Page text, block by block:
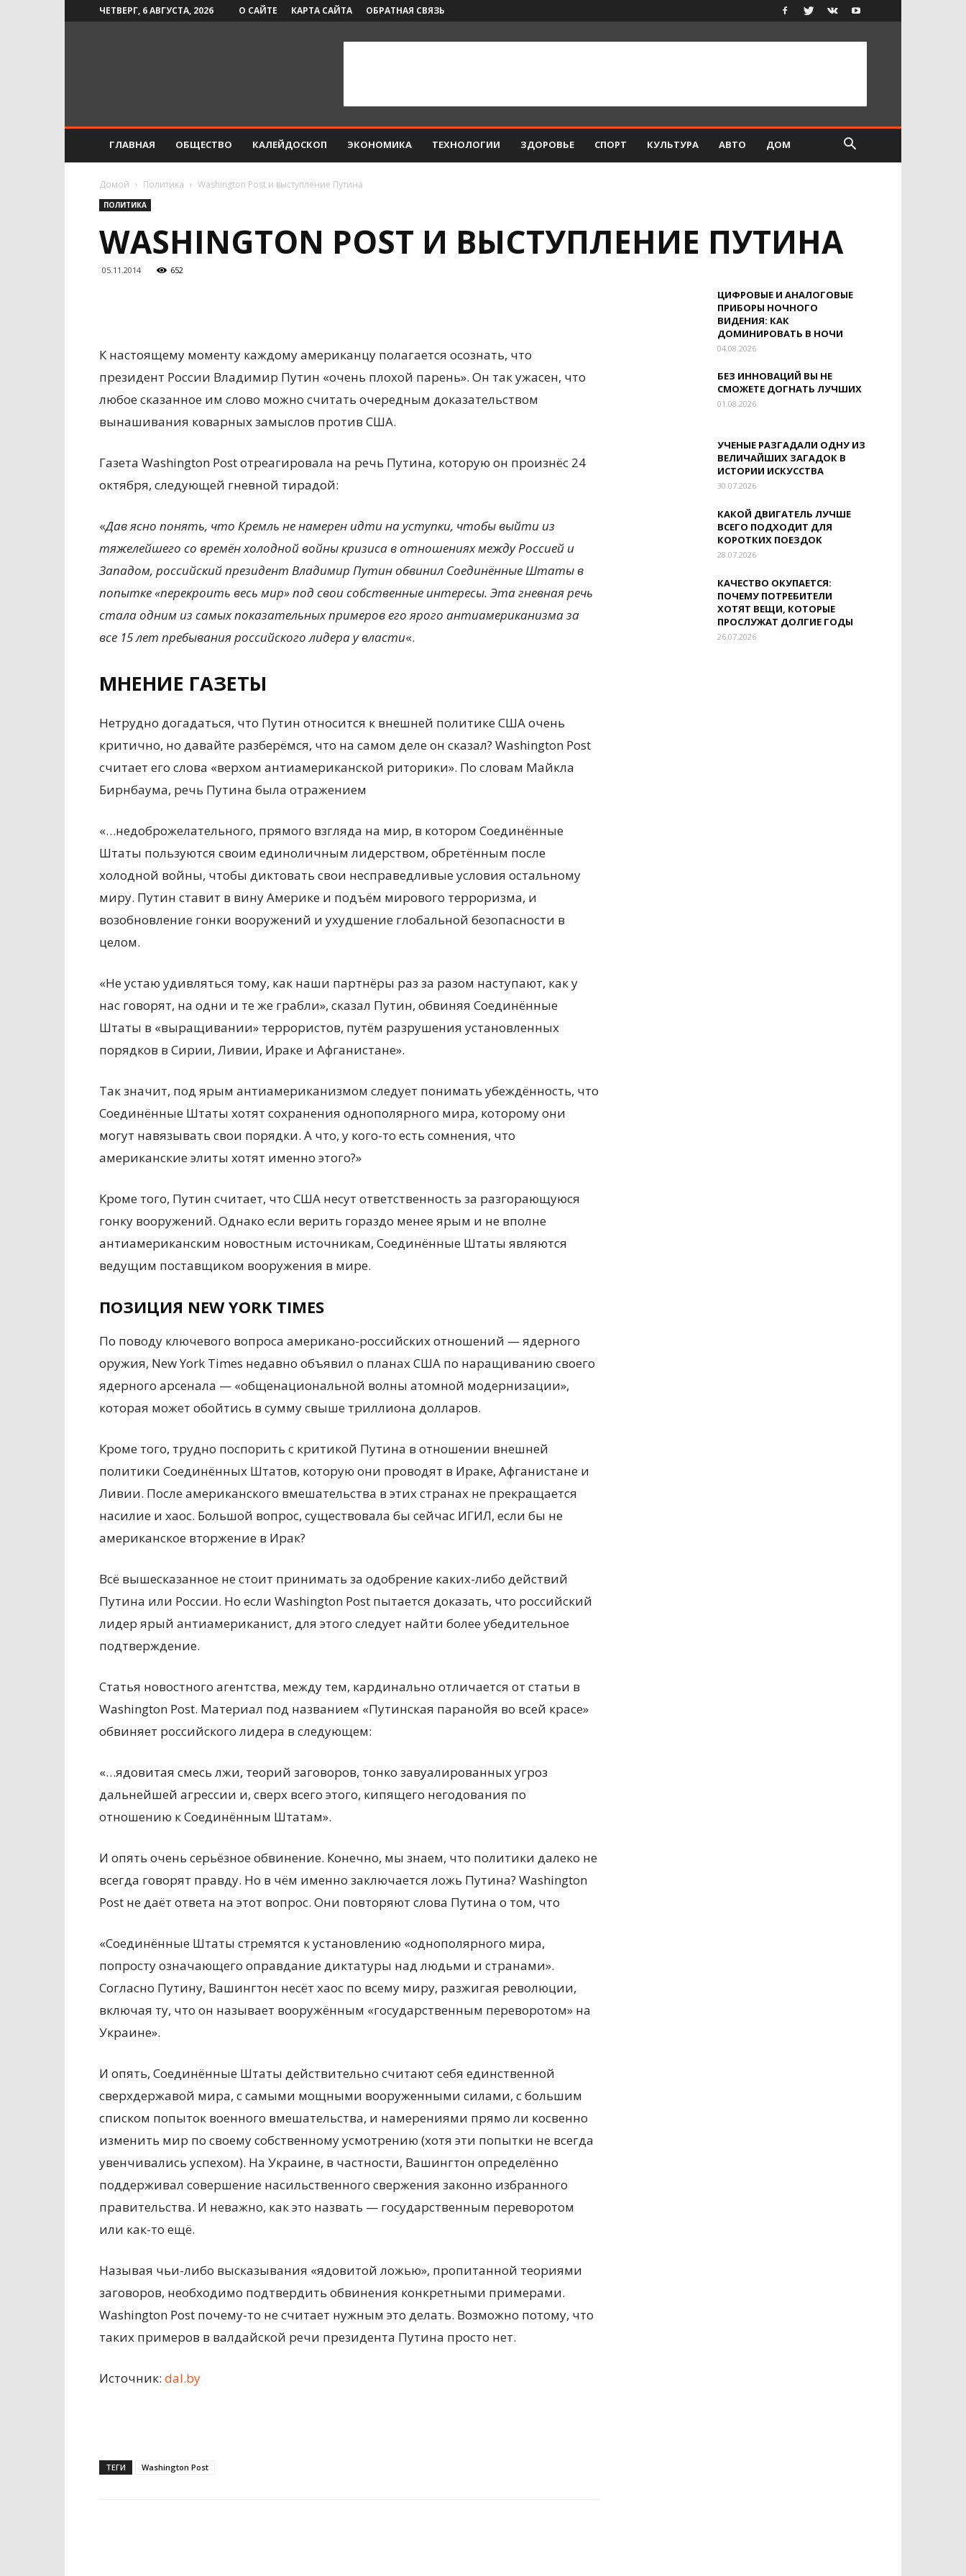
ЧЕТВЕРГ, 6 АВГУСТА, 2026 О САЙТЕ КАРТА САЙТА ОБРАТНАЯ СВЯЗЬ
ГЛАВНАЯ ОБЩЕСТВО КАЛЕЙДОСКОП ЭКОНОМИКА ТЕХНОЛОГИИ ЗДОРОВЬЕ СПОРТ КУЛЬТУРА АВТО ДОМ
Домой Политика Washington Post и выступление Путина
ПОЛИТИКА
WASHINGTON POST И ВЫСТУПЛЕНИЕ ПУТИНА
05.11.2014 652
К настоящему моменту каждому американцу полагается осознать, что
президент России Владимир Путин «очень плохой парень». Он так ужасен, что
любое сказанное им слово можно считать очередным доказательством
вынашивания коварных замыслов против США.
Газета Washington Post отреагировала на речь Путина, которую он произнёс 24
октября, следующей гневной тирадой:
«Дав ясно понять, что Кремль не намерен идти на уступки, чтобы выйти из
тяжелейшего со времён холодной войны кризиса в отношениях между Россией и
Западом, российский президент Владимир Путин обвинил Соединённые Штаты в
попытке «перекроить весь мир» под свои собственные интересы. Эта гневная речь
стала одним из самых показательных примеров его ярого антиамериканизма за
все 15 лет пребывания российского лидера у власти«.
МНЕНИЕ ГАЗЕТЫ
Нетрудно догадаться, что Путин относится к внешней политике США очень
критично, но давайте разберёмся, что на самом деле он сказал? Washington Post
считает его слова «верхом антиамериканской риторики». По словам Майкла
Бирнбаума, речь Путина была отражением
«…недоброжелательного, прямого взгляда на мир, в котором Соединённые
Штаты пользуются своим единоличным лидерством, обретённым после
холодной войны, чтобы диктовать свои несправедливые условия остальному
миру. Путин ставит в вину Америке и подъём мирового терроризма, и
возобновление гонки вооружений и ухудшение глобальной безопасности в
целом.
«Не устаю удивляться тому, как наши партнёры раз за разом наступают, как у
нас говорят, на одни и те же грабли», сказал Путин, обвиняя Соединённые
Штаты в «выращивании» террористов, путём разрушения установленных
порядков в Сирии, Ливии, Ираке и Афганистане».
Так значит, под ярым антиамериканизмом следует понимать убеждённость, что
Соединённые Штаты хотят сохранения однополярного мира, которому они
могут навязывать свои порядки. А что, у кого-то есть сомнения, что
американские элиты хотят именно этого?»
Кроме того, Путин считает, что США несут ответственность за разгорающуюся
гонку вооружений. Однако если верить гораздо менее ярым и не вполне
антиамериканским новостным источникам, Соединённые Штаты являются
ведущим поставщиком вооружения в мире.
ПОЗИЦИЯ NEW YORK TIMES
По поводу ключевого вопроса американо-российских отношений — ядерного
оружия, New York Times недавно объявил о планах США по наращиванию своего
ядерного арсенала — «общенациональной волны атомной модернизации»,
которая может обойтись в сумму свыше триллиона долларов.
Кроме того, трудно поспорить с критикой Путина в отношении внешней
политики Соединённых Штатов, которую они проводят в Ираке, Афганистане и
Ливии. После американского вмешательства в этих странах не прекращается
насилие и хаос. Большой вопрос, существовала бы сейчас ИГИЛ, если бы не
американское вторжение в Ирак?
Всё вышесказанное не стоит принимать за одобрение каких-либо действий
Путина или России. Но если Washington Post пытается доказать, что российский
лидер ярый антиамериканист, для этого следует найти более убедительное
подтверждение.
Статья новостного агентства, между тем, кардинально отличается от статьи в
Washington Post. Материал под названием «Путинская паранойя во всей красе»
обвиняет российского лидера в следующем:
«…ядовитая смесь лжи, теорий заговоров, тонко завуалированных угроз
дальнейшей агрессии и, сверх всего этого, кипящего негодования по
отношению к Соединённым Штатам».
И опять очень серьёзное обвинение. Конечно, мы знаем, что политики далеко не
всегда говорят правду. Но в чём именно заключается ложь Путина? Washington
Post не даёт ответа на этот вопрос. Они повторяют слова Путина о том, что
«Соединённые Штаты стремятся к установлению «однополярного мира,
попросту означающего оправдание диктатуры над людьми и странами».
Согласно Путину, Вашингтон несёт хаос по всему миру, разжигая революции,
включая ту, что он называет вооружённым «государственным переворотом» на
Украине».
И опять, Соединённые Штаты действительно считают себя единственной
сверхдержавой мира, с самыми мощными вооруженными силами, с большим
списком попыток военного вмешательства, и намерениями прямо ли косвенно
изменить мир по своему собственному усмотрению (хотя эти попытки не всегда
увенчивались успехом). На Украине, в частности, Вашингтон определённо
поддерживал совершение насильственного свержения законно избранного
правительства. И неважно, как это назвать — государственным переворотом
или как-то ещё.
Называя чьи-либо высказывания «ядовитой ложью», пропитанной теориями
заговоров, необходимо подтвердить обвинения конкретными примерами.
Washington Post почему-то не считает нужным это делать. Возможно потому, что
таких примеров в валдайской речи президента Путина просто нет.
Источник: dal.by
ТЕГИ Washington Post
ЦИФРОВЫЕ И АНАЛОГОВЫЕ
ПРИБОРЫ НОЧНОГО
ВИДЕНИЯ: КАК
ДОМИНИРОВАТЬ В НОЧИ
04.08.2026
БЕЗ ИННОВАЦИЙ ВЫ НЕ
СМОЖЕТЕ ДОГНАТЬ ЛУЧШИХ
01.08.2026
УЧЕНЫЕ РАЗГАДАЛИ ОДНУ ИЗ
ВЕЛИЧАЙШИХ ЗАГАДОК В
ИСТОРИИ ИСКУССТВА
30.07.2026
КАКОЙ ДВИГАТЕЛЬ ЛУЧШЕ
ВСЕГО ПОДХОДИТ ДЛЯ
КОРОТКИХ ПОЕЗДОК
28.07.2026
КАЧЕСТВО ОКУПАЕТСЯ:
ПОЧЕМУ ПОТРЕБИТЕЛИ
ХОТЯТ ВЕЩИ, КОТОРЫЕ
ПРОСЛУЖАТ ДОЛГИЕ ГОДЫ
26.07.2026